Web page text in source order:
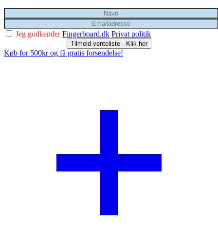
Jeg godkenderFingerboard.dk Privat politik
Tilmeld venteliste - Klik her
Køb for 500kr og få gratis forsendelse!